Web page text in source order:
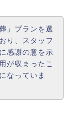
」プランを選
り、スタッフ
感謝の意を示
が収まったこ
なっていま